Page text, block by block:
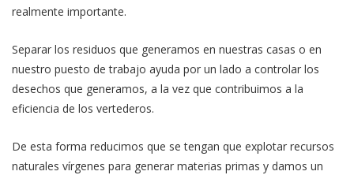
realmente importante.
Separar los residuos que generamos en nuestras casas o en
nuestro puesto de trabajo ayuda por un lado a controlar los
desechos que generamos, a la vez que contribuimos a la
eficiencia de los vertederos.
De esta forma reducimos que se tengan que explotar recursos
naturales vírgenes para generar materias primas y damos un